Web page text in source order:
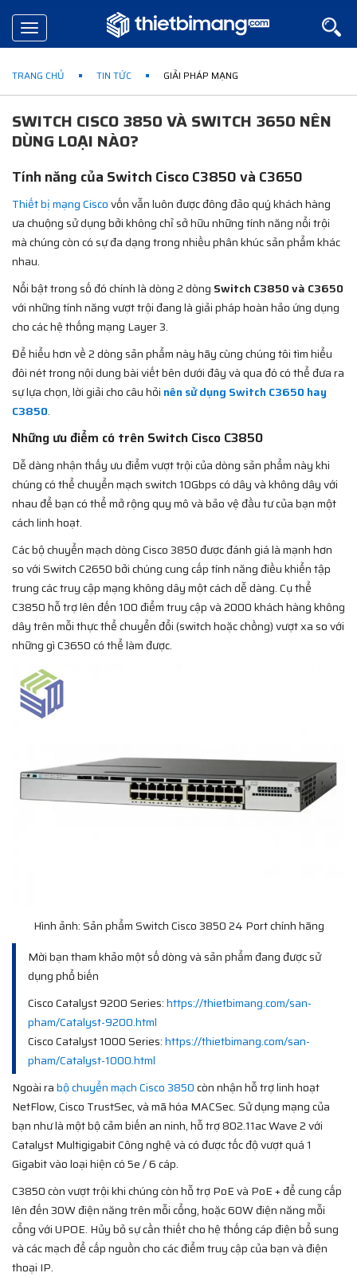
Toggle
navigation
TRANG CHỦ TIN TỨC GIẢI PHÁP MẠNG
SWITCH CISCO 3850 VÀ SWITCH 3650 NÊN
DÙNG LOẠI NÀO?
Tính năng của Switch Cisco C3850 và C3650
Thiết bị mạng Ciscovốn vẫn luôn được đông đảo quý khách hàng
ưa chuộng sử dụng bởi không chỉ sở hữu những tính năng nổi trội
mà chúng còn có sự đa dạng trong nhiều phân khúc sản phẩm khác
nhau.
Nổi bật trong số đó chính là dòng 2 dòng Switch C3850 và C3650
với những tính năng vượt trội đang là giải pháp hoàn hảo ứng dụng
cho các hệ thống mạng Layer 3.
Để hiểu hơn về 2 dòng sản phẩm này hãy cùng chúng tôi tìm hiểu
đôi nét trong nội dung bài viết bên dưới đây và qua đó có thể đưa ra
sự lựa chọn, lời giải cho câu hỏi nên sử dụng Switch C3650 hay
C3850.
Những ưu điểm có trên Switch Cisco C3850
Dễ dàng nhận thấy ưu điểm vượt trội của dòng sản phẩm này khi
chúng có thể chuyển mạch switch 10Gbps có dây và không dây với
nhau để bạn có thể mở rộng quy mô và bảo vệ đầu tư của bạn một
cách linh hoạt.
Các bộ chuyển mạch dòng Cisco 3850 được đánh giá là mạnh hơn
so với Switch C2650 bởi chúng cung cấp tính năng điều khiển tập
trung các truy cập mạng không dây một cách dễ dàng. Cụ thể
C3850 hỗ trợ lên đến 100 điểm truy cập và 2000 khách hàng không
dây trên mỗi thực thể chuyển đổi (switch hoặc chồng) vượt xa so với
những gì C3650 có thể làm được.
Hình ảnh: Sản phẩm Switch Cisco 3850 24 Port chính hãng
Mời bạn tham khảo một số dòng và sản phẩm đang được sử
dụng phổ biến
Cisco Catalyst 9200 Series:https://thietbimang.com/san-
pham/Catalyst-9200.html
Cisco Catalyst 1000 Series:https://thietbimang.com/san-
pham/Catalyst-1000.html
Ngoài rabộ chuyển mạch Cisco 3850còn nhận hỗ trợ linh hoạt
NetFlow, Cisco TrustSec, và mã hóa MACSec. Sử dụng mạng của
bạn như là một bộ cảm biến an ninh, hỗ trợ 802.11ac Wave 2 với
Catalyst Multigigabit Công nghệ và có được tốc độ vượt quá 1
Gigabit vào loại hiện có 5e / 6 cáp.
C3850 còn vượt trội khi chúng còn hỗ trợ PoE và PoE + để cung cấp
lên đến 30W điện năng trên mỗi cổng, hoặc 60W điện năng mỗi
cổng với UPOE. Hủy bỏ sự cần thiết cho hệ thống cáp điện bổ sung
và các mạch để cấp nguồn cho các điểm truy cập của bạn và điện
thoại IP.